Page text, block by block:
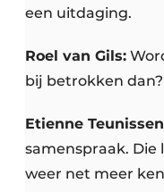
een uitdaging.
Roel van Gils:
bij betrokken
Etienne
samenspraak. Die
weer net meer